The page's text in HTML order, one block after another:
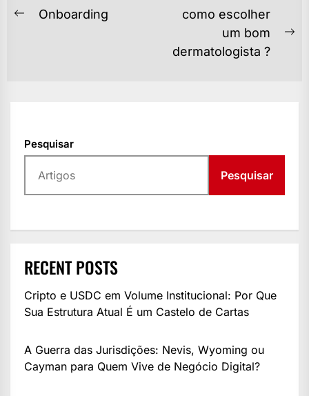
NAVEGAÇÃO
Previous
Onboarding
como escolher
um bom
dermatologista ?
Pesquisar
Pesquisar
RECENT POSTS
Cripto e USDC em Volume Institucional: Por Que
Sua Estrutura Atual É um Castelo de Cartas
A Guerra das Jurisdições: Nevis, Wyoming ou
Cayman para Quem Vive de Negócio Digital?